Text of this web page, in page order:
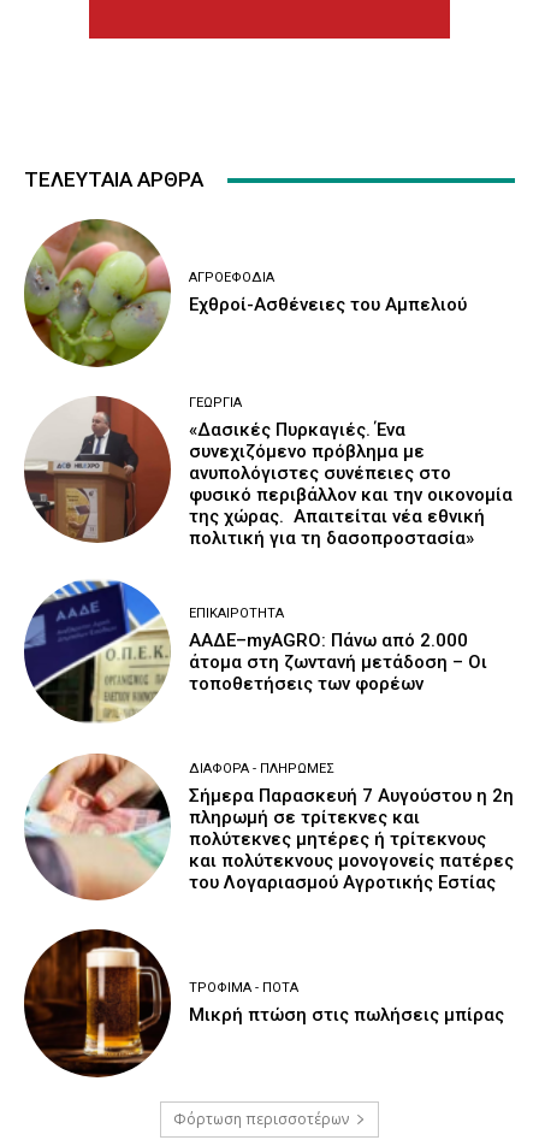
ΤΕΛΕΥΤΑΙΑ ΑΡΘΡΑ
ΑΓΡΟΕΦΌΔΙΑ
Εχθροί-Ασθένειες του Αμπελιού
ΓΕΩΡΓΊΑ
«Δασικές Πυρκαγιές. Ένα
συνεχιζόμενο πρόβλημα με
ανυπολόγιστες συνέπειες στο
φυσικό περιβάλλον και την οικονομία
της χώρας. Απαιτείται νέα εθνική
πολιτική για τη δασοπροστασία»
ΕΠΙΚΑΙΡΌΤΗΤΑ
ΑΑΔΕ–myAGRO: Πάνω από 2.000
άτομα στη ζωντανή μετάδοση – Οι
τοποθετήσεις των φορέων
ΔΙΆΦΟΡΑ - ΠΛΗΡΩΜΈΣ
Σήμερα Παρασκευή 7 Αυγούστου η 2η
πληρωμή σε τρίτεκνες και
πολύτεκνες μητέρες ή τρίτεκνους
και πολύτεκνους μονογονείς πατέρες
του Λογαριασμού Αγροτικής Εστίας
ΤΡΌΦΙΜΑ - ΠΟΤΆ
Μικρή πτώση στις πωλήσεις μπίρας
Φόρτωση περισσοτέρων